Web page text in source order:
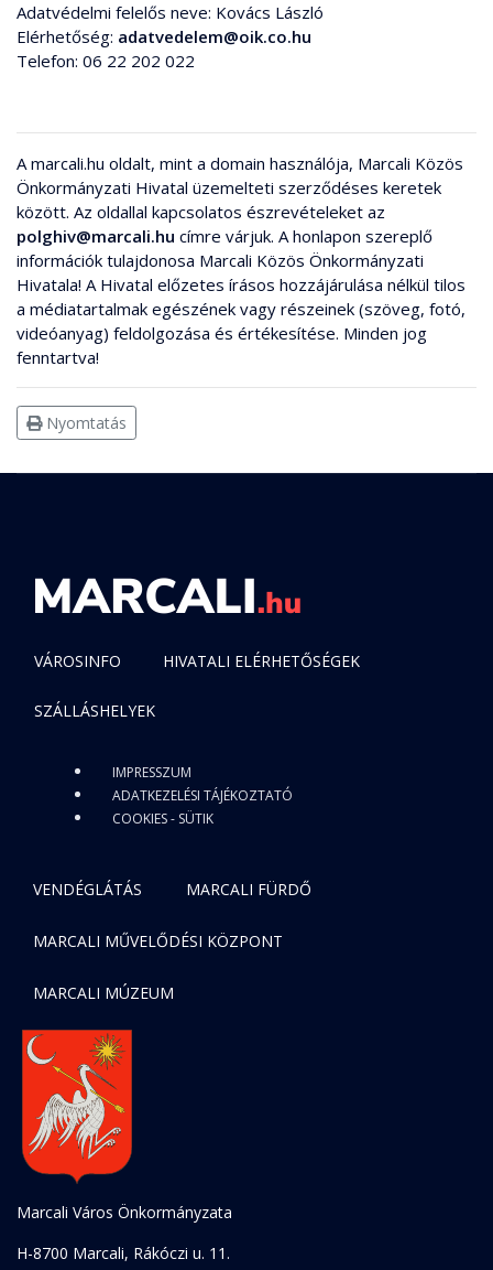
Adatvédelmi felelős neve: Kovács László
Elérhetőség: adatvedelem@oik.co.hu
Telefon: 06 22 202 022
A marcali.hu oldalt, mint a domain használója, Marcali Közös
Önkormányzati Hivatal üzemelteti szerződéses keretek
között. Az oldallal kapcsolatos észrevételeket az
polghiv@marcali.hu címre várjuk. A honlapon szereplő
információk tulajdonosa Marcali Közös Önkormányzati
Hivatala! A Hivatal előzetes írásos hozzájárulása nélkül tilos
a médiatartalmak egészének vagy részeinek (szöveg, fotó,
videóanyag) feldolgozása és értékesítése. Minden jog
fenntartva!
Nyomtatás
VÁROSINFO HIVATALI ELÉRHETŐSÉGEK
SZÁLLÁSHELYEK
IMPRESSZUM
ADATKEZELÉSI TÁJÉKOZTATÓ
COOKIES - SÜTIK
VENDÉGLÁTÁS MARCALI FÜRDŐ
MARCALI MŰVELŐDÉSI KÖZPONT
MARCALI MÚZEUM
Marcali Város Önkormányzata
H-8700 Marcali, Rákóczi u. 11.